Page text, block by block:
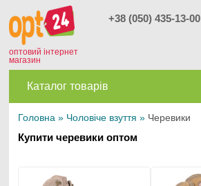
оптовий інтернет
магазин
+38 (050) 435-13-00
Каталог товарів
Головна » Чоловіче взуття » Черевики
Купити черевики оптом